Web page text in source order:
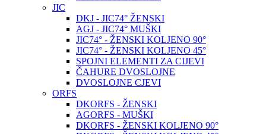
JIC
DKJ - JIC74° ŽENSKI
AGJ - JIC74° MUŠKI
JIC74° - ŽENSKI KOLJENO 90°
JIC74° - ŽENSKI KOLJENO 45°
SPOJNI ELEMENTI ZA CIJEVI
ČAHURE DVOSLOJNE
DVOSLOJNE CJEVI
ORFS
DKORFS - ŽENSKI
AGORFS - MUŠKI
DKORFS - ŽENSKI KOLJENO 90°